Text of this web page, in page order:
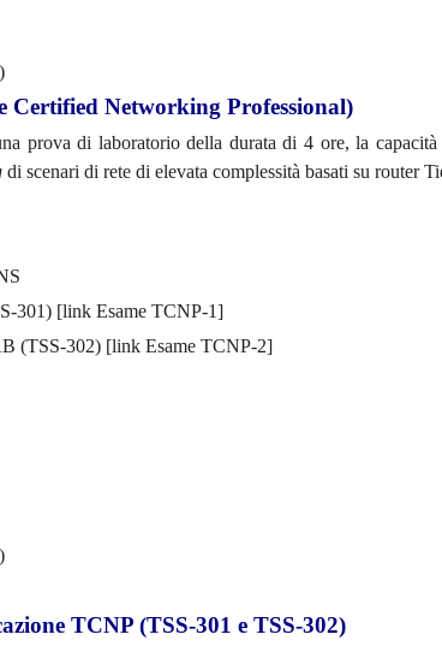
Certified Networking Professional)
prova di laboratorio della durata di 4 ore, la
di scenari di rete di elevata complessità basati su router
301) [link Esame TCNP-1]
(TSS-302) [link Esame TCNP-2]
TCNP (TSS-301 e TSS-302)